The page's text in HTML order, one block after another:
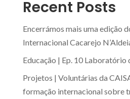
Recent Posts
Encerrámos mais uma edição
Internacional Cacarejo
Educação | Ep. 10 Laboratório
Projetos | Voluntárias da
formação internacional sobre